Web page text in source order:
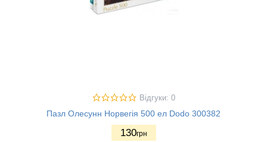
Відгуки: 0
Пазл Олесунн Норвегія 500 ел Dodo 300382
130грн